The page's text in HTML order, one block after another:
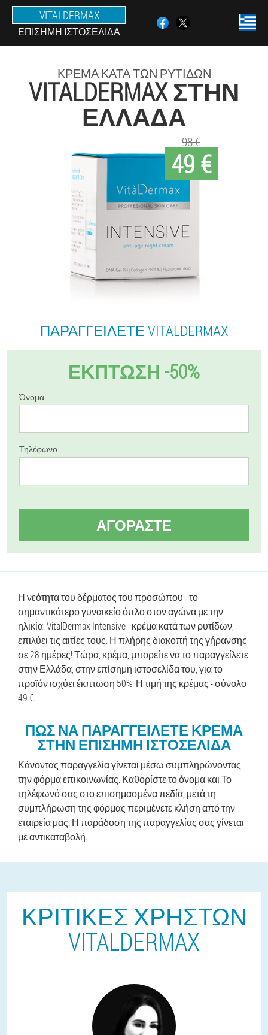
VITALDERMAX
ΕΠΊΣΗΜΗ ΙΣΤΟΣΕΛΊΔΑ
ΚΡΈΜΑ ΚΑΤΆ ΤΩΝ ΡΥΤΊΔΩΝ
VITALDERMAX ΣΤΗΝ
ΕΛΛΆΔΑ
49 €
98 €
ΠΑΡΑΓΓΕΊΛΕΤΕ VITALDERMAX
ΈΚΠΤΩΣΗ -50%
Όνομα
Τηλέφωνο
ΑΓΟΡΆΣΤΕ
Η νεότητα του δέρματος του προσώπου - το
σημαντικότερο γυναικείο όπλο στον αγώνα με την
ηλικία. VitalDermax Intensive - κρέμα κατά των ρυτίδων,
επιλύει τις αιτίες τους. Η πλήρης διακοπή της γήρανσης
σε 28 ημέρες! Τώρα, κρέμα, μπορείτε να το παραγγείλετε
στην Ελλάδα, στην επίσημη ιστοσελίδα του, για το
προϊόν ισχύει έκπτωση 50%. Η τιμή της κρέμας - σύνολο
49 €.
ΠΏΣ ΝΑ ΠΑΡΑΓΓΕΊΛΕΤΕ ΚΡΈΜΑ
ΣΤΗΝ ΕΠΊΣΗΜΗ ΙΣΤΟΣΕΛΊΔΑ
Κάνοντας παραγγελία γίνεται μέσω συμπληρώνοντας
την φόρμα επικοινωνίας. Καθορίστε το όνομα και Το
τηλέφωνό σας στο επισημασμένα πεδία, μετά τη
συμπλήρωση της φόρμας περιμένετε κλήση από την
εταιρεία μας. Η παράδοση της παραγγελίας σας γίνεται
με αντικαταβολή.
ΚΡΙΤΙΚΈΣ ΧΡΗΣΤΏΝ
VITALDERMAX